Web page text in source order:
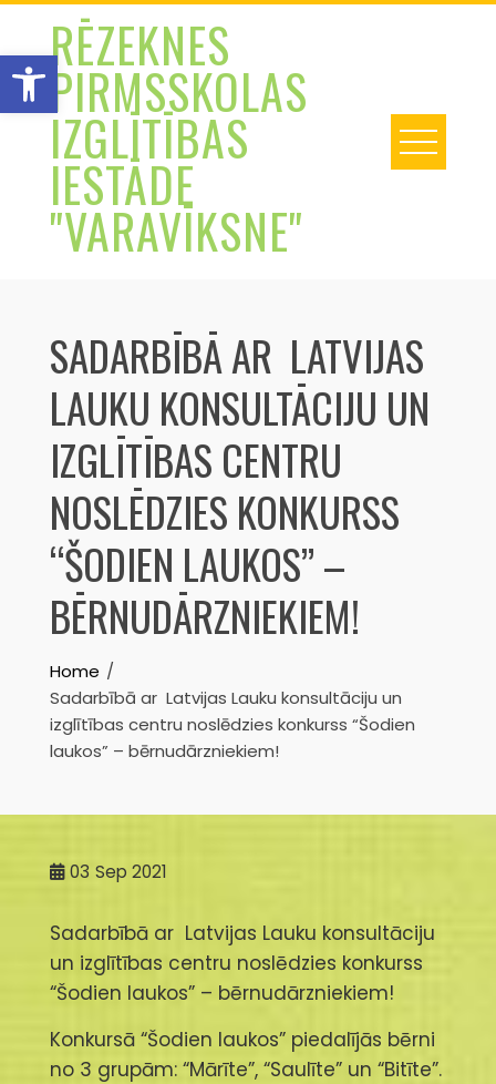
Open toolbar
Skip
contentRĒZEKNES
PIRMSSKOLAS
IZGLĪTĪBAS
IESTĀDE
"VARAVĪKSNE"
SADARBĪBĀ AR LATVIJAS
LAUKU KONSULTĀCIJU UN
IZGLĪTĪBAS CENTRU
NOSLĒDZIES KONKURSS
“ŠODIEN LAUKOS” –
BĒRNUDĀRZNIEKIEM!
Home
Sadarbībā ar Latvijas Lauku konsultāciju un
izglītības centru noslēdzies konkurss “Šodien
laukos” – bērnudārzniekiem!
03 Sep 2021
Sadarbībā ar Latvijas Lauku konsultāciju
un izglītības centru noslēdzies konkurss
“Šodien laukos” – bērnudārzniekiem!
Konkursā “Šodien laukos” piedalījās bērni
no 3 grupām: “Mārīte”, “Saulīte” un “Bitīte”.